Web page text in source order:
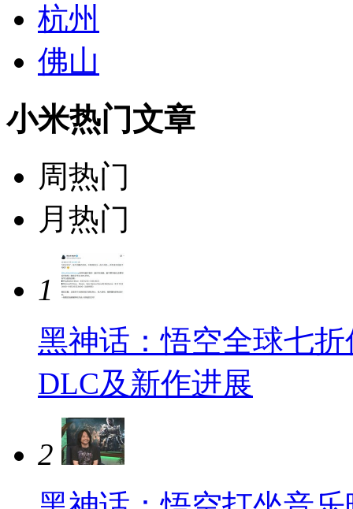
杭州
佛山
小米热门文章
周热门
月热门
1
黑神话：悟空全球七
DLC及新作进展
2